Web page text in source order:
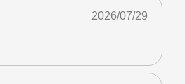
2026/07/29